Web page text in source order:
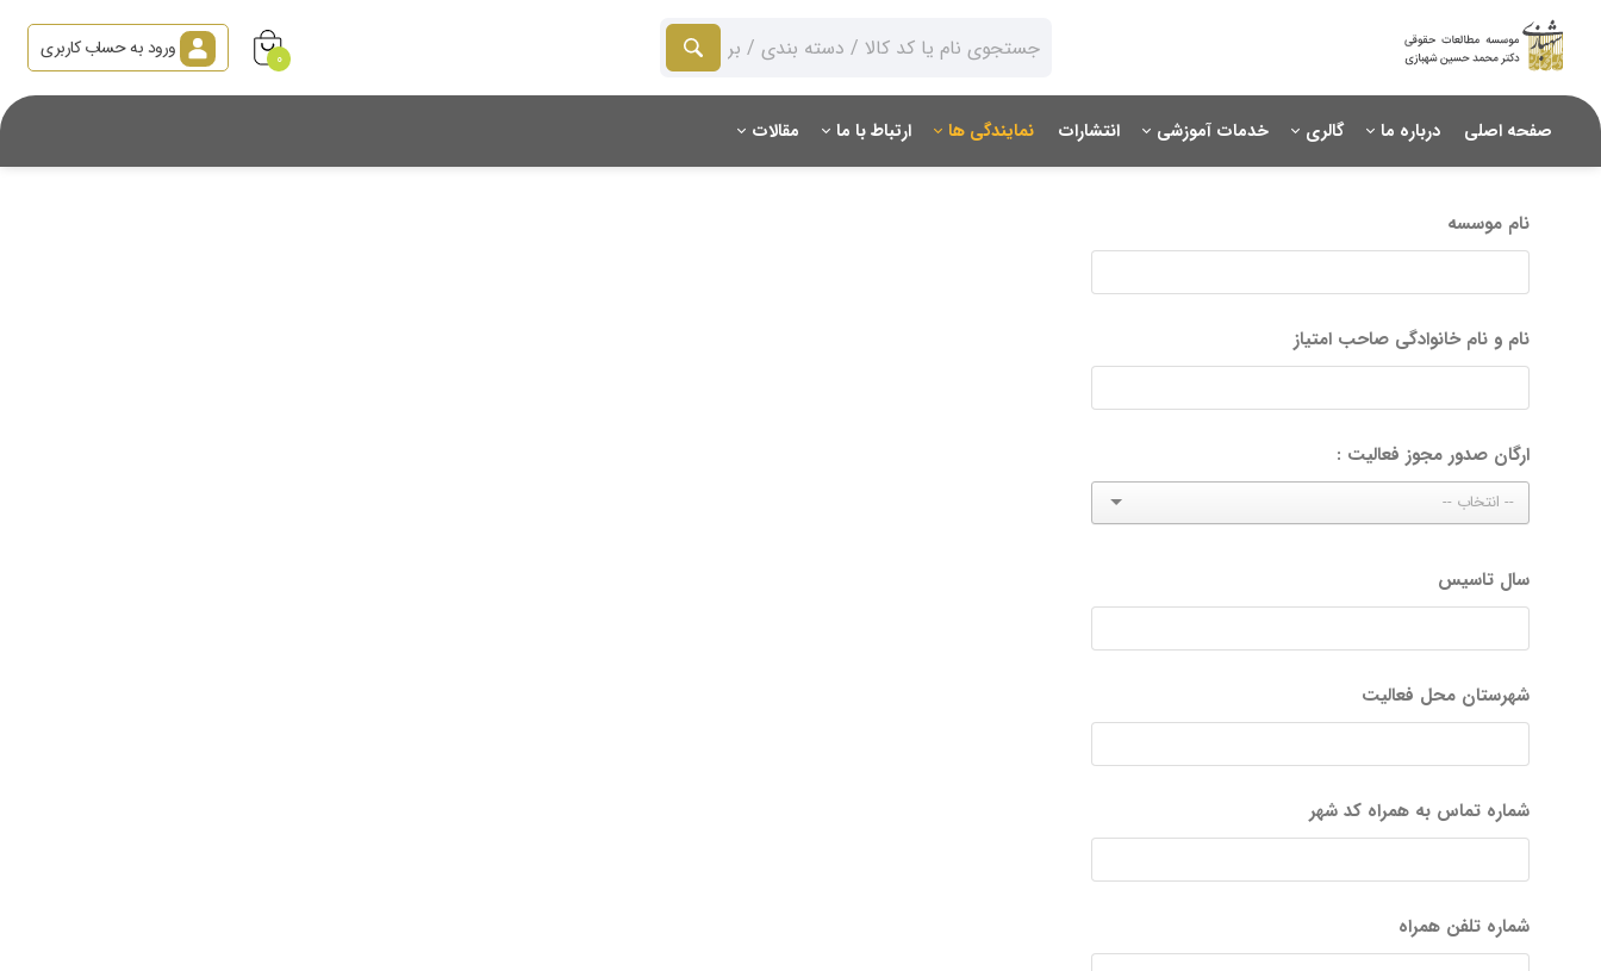
0 ورود به حساب کاربری
صفحه اصلی درباره ما گالری خدمات آموزشی انتشارات نمایندگی ها ارتباط با ما مقالات
نام موسسه
نام و نام خانوادگی صاحب امتیاز
ارگان صدور مجوز فعالیت :
سال تاسیس
شهرستان محل فعالیت
شماره تماس به همراه کد شهر
شماره تلفن همراه